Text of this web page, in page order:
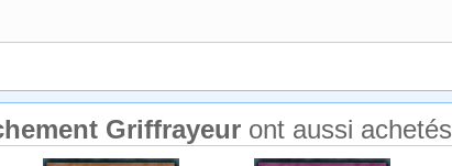
Griffrayeur ont aussi achetés